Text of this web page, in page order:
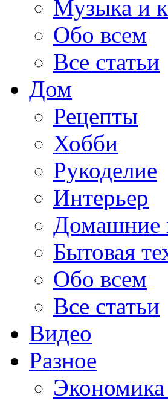
Музыка и
Обо всем
Все статьи
Дом
Рецепты
Хобби
Рукоделие
Интерьер
Домашние
Бытовая
Обо всем
Все статьи
Видео
Разное